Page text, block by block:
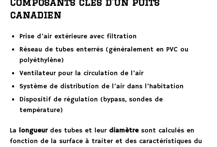
Composants clés d’un puits
canadien
Prise d’air extérieure avec filtration
Réseau de tubes enterrés (généralement en PVC ou
polyéthylène)
Ventilateur pour la circulation de l’air
Système de distribution de l’air dans l’habitation
Dispositif de régulation (bypass, sondes de
température)
La longueurdes tubes et leur diamètresont calculés en
fonction de la surface à traiter et des caractéristiques du